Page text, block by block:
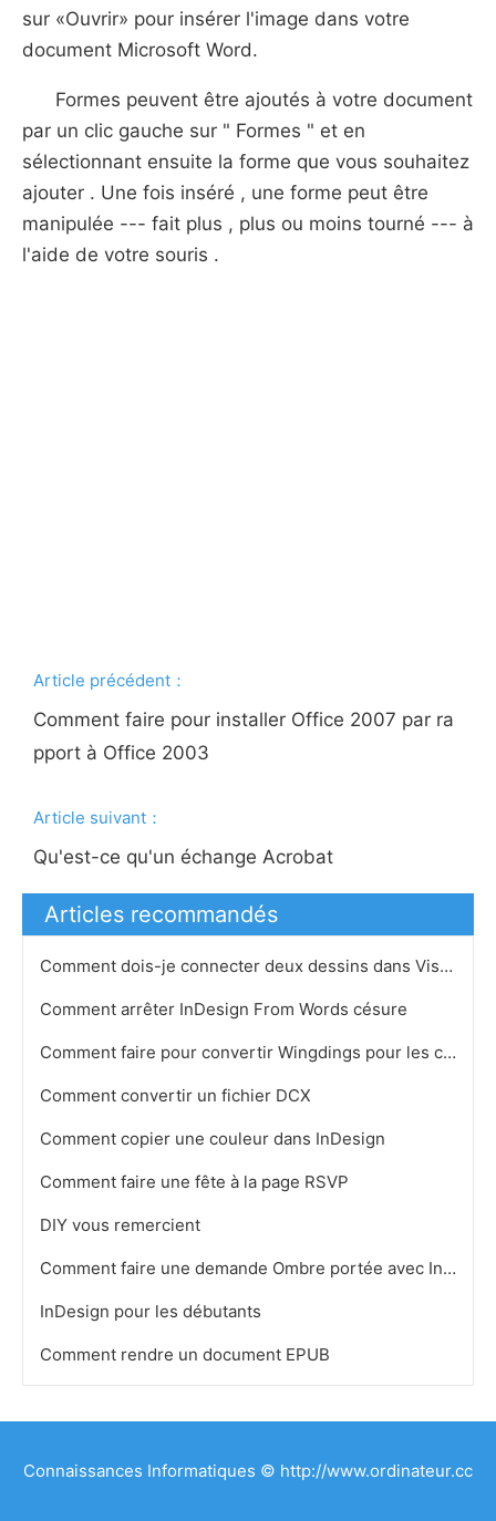
sur «Ouvrir» pour insérer l'image dans votre
document Microsoft Word.
Formes peuvent être ajoutés à votre document
par un clic gauche sur " Formes " et en
sélectionnant ensuite la forme que vous souhaitez
ajouter . Une fois inséré , une forme peut être
manipulée --- fait plus , plus ou moins tourné --- à
l'aide de votre souris .
Article précédent：
Comment faire pour installer Office 2007 par ra
pport à Office 2003
Article suivant：
Qu'est-ce qu'un échange Acrobat
Articles recommandés
Comment dois-je connecter deux dessins dans Visio 2003
Comment arrêter InDesign From Words césure
Comment faire pour convertir Wingdings pour les chiffres
Comment convertir un fichier DCX
Comment copier une couleur dans InDesign
Comment faire une fête à la page RSVP
DIY vous remercient
Comment faire une demande Ombre portée avec InDesign
InDesign pour les débutants
Comment rendre un document EPUB
Connaissances Informatiques © http://www.ordinateur.cc